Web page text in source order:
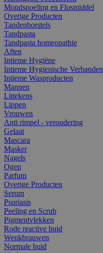
Mondspoeling en Flosmiddel
Overige Producten
Tandenborstels
Tandpasta
Tandpasta homeopathie
Aften
Intieme Hygiëne
Intieme Hygienische Verbanden
Intieme Wasproducten
Mannen
Littekens
Lippen
Vrouwen
Anti rimpel - veroudering
Gelaat
Mascara
Masker
Nagels
Ogen
Parfum
Overige Producten
Serum
Psoriasis
Peeling en Scrub
Pigmentvlekken
Rode reactive huid
Wenkbrauwen
Normale huid